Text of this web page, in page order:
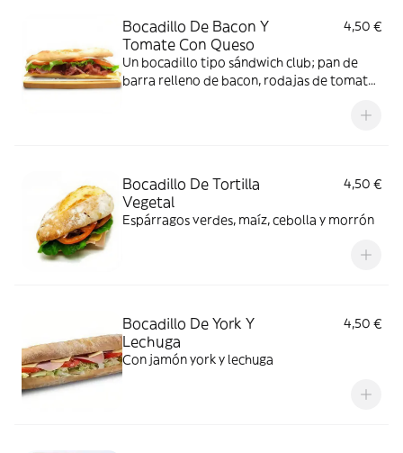
Bocadillo De Bacon Y
Tomate Con Queso
4,50 €
Un bocadillo tipo sándwich club; pan de
barra relleno de bacon, rodajas de tomate,
Bocadillo De Tortilla
Vegetal
4,50 €
Espárragos verdes, maíz, cebolla y morrón
Bocadillo De York Y
Lechuga
4,50 €
Con jamón york y lechuga